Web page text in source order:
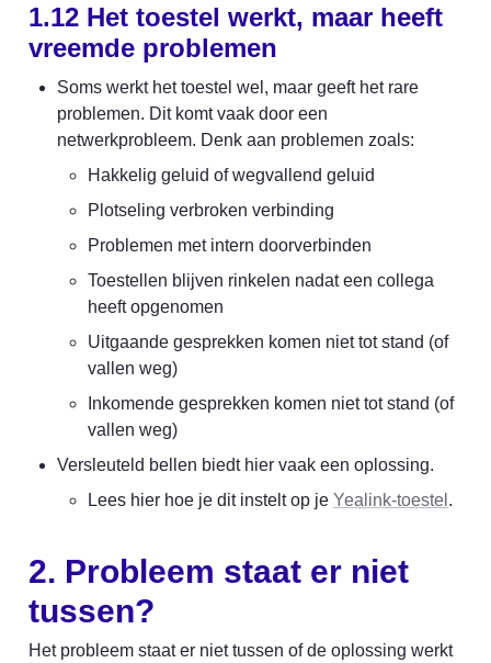
1.12 Het toestel werkt, maar heeft
vreemde problemen
Soms werkt het toestel wel, maar geeft het rare
problemen. Dit komt vaak door een
netwerkprobleem. Denk aan problemen zoals:
Hakkelig geluid of wegvallend geluid
Plotseling verbroken verbinding
Problemen met intern doorverbinden
Toestellen blijven rinkelen nadat een collega
heeft opgenomen
Uitgaande gesprekken komen niet tot stand (of
vallen weg)
Inkomende gesprekken komen niet tot stand (of
vallen weg)
Versleuteld bellen biedt hier vaak een oplossing.
Lees hier hoe je dit instelt op je Yealink-toestel .
2. Probleem staat er niet
tussen?
Het probleem staat er niet tussen of de oplossing werkt